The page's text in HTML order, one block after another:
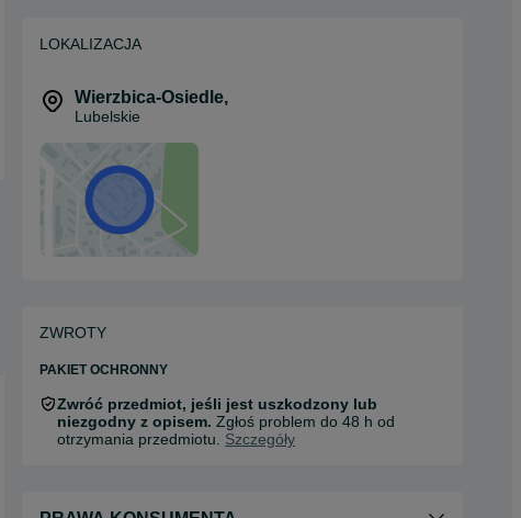
LOKALIZACJA
Wierzbica-Osiedle,
Lubelskie
ZWROTY
PAKIET OCHRONNY
Zwróć przedmiot, jeśli jest uszkodzony lub
niezgodny z opisem. Zgłoś problem do 48 h od
otrzymania przedmiotu. Szczegóły